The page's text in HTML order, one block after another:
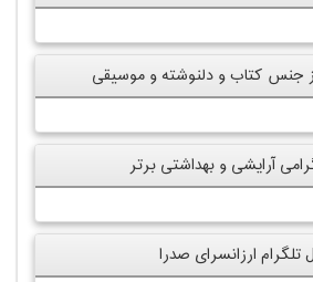
جنس کتاب و دلنوشته و موسیقی
آرایشی و بهداشتی برتر
تلگرام ارزانسرای صدرا